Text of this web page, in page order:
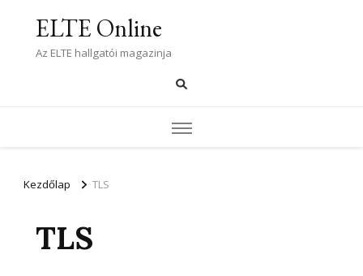
ELTE Online
Az ELTE hallgatói magazinja
Kezdőlap TLS
TLS